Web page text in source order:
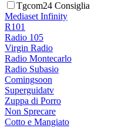
Tgcom24 Consiglia
Mediaset Infinity
R101
Radio 105
Virgin Radio
Radio Montecarlo
Radio Subasio
Comingsoon
Superguidatv
Zuppa di Porro
Non Sprecare
Cotto e Mangiato